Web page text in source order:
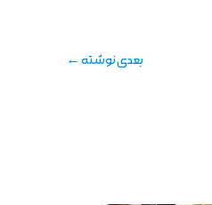
بعدی نوشته ←